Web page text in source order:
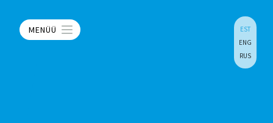
MENÜÜ
EST
ENG
RUS